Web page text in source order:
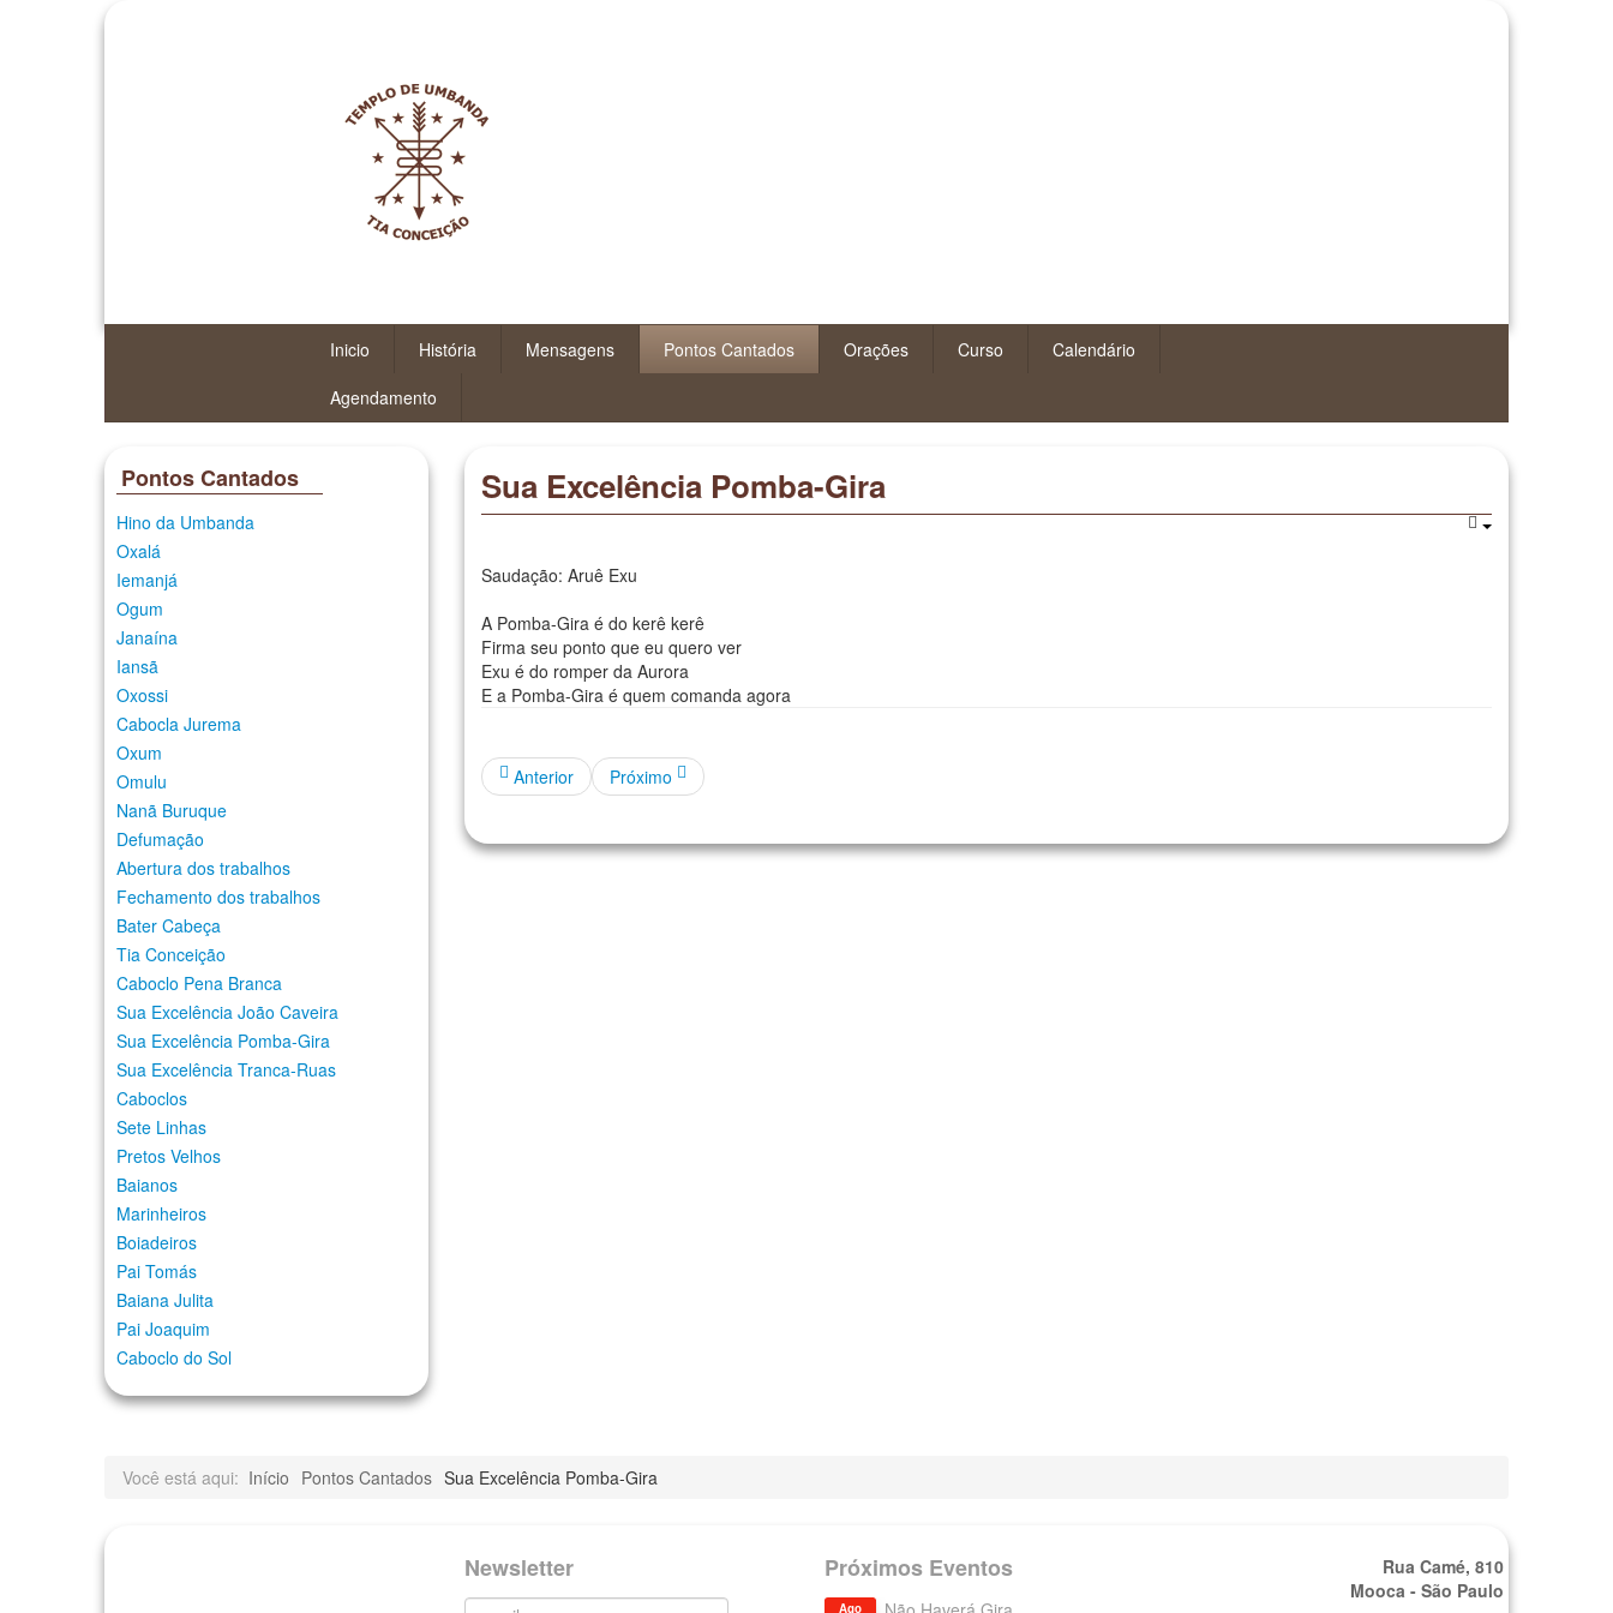
Inicio História Mensagens Pontos Cantados Orações Curso
Calendário
Agendamento
Sua Excelência Pomba-Gira
Saudação: Aruê Exu
A Pomba-Gira é do kerê kerê
Firma seu ponto que eu quero ver
Exu é do romper da Aurora
E a Pomba-Gira é quem comanda agora
Anterior Próximo
Pontos Cantados
Hino da Umbanda
Oxalá
Iemanjá
Ogum
Janaína
Iansã
Oxossi
Cabocla Jurema
Oxum
Omulu
Nanã Buruque
Defumação
Abertura dos trabalhos
Fechamento dos trabalhos
Bater Cabeça
Tia Conceição
Caboclo Pena Branca
Sua Excelência João Caveira
Sua Excelência Pomba-Gira
Sua Excelência Tranca-Ruas
Caboclos
Sete Linhas
Pretos Velhos
Baianos
Marinheiros
Boiadeiros
Pai Tomás
Baiana Julita
Pai Joaquim
Caboclo do Sol
Você está aqui: Início Pontos Cantados Sua Excelência Pomba-Gira
Newsletter Próximos Eventos
Ago
Rua Camé, 810
Mooca - São Paulo